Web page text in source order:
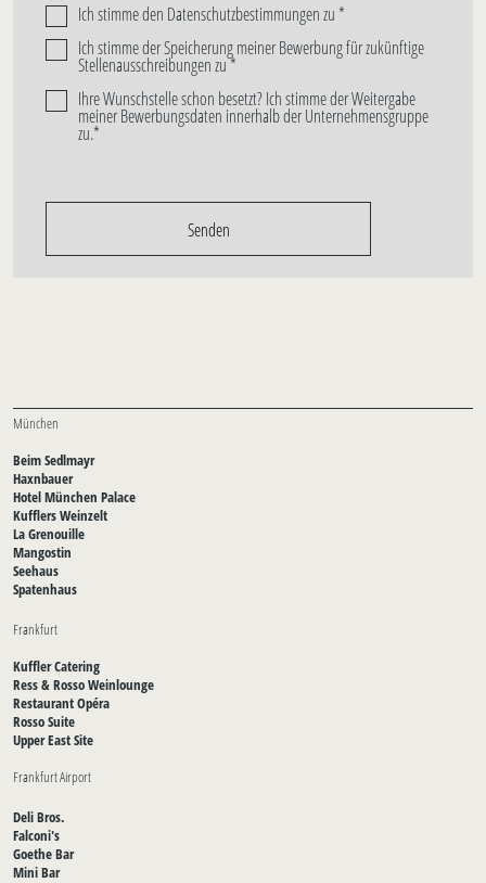
Ich stimme den Datenschutzbestimmungenzu *
Ich stimme der Speicherung meiner Bewerbung für zukünftige
Stellenausschreibungen zu *
Ihre Wunschstelle schon besetzt? Ich stimme der Weitergabe
meiner Bewerbungsdaten innerhalb der Unternehmensgruppe
zu.*
Senden
München
Beim Sedlmayr
Haxnbauer
Hotel München Palace
Kufflers Weinzelt
La Grenouille
Mangostin
Seehaus
Spatenhaus
Frankfurt
Kuffler Catering
Ress & Rosso Weinlounge
Restaurant Opéra
Rosso Suite
Upper East Site
Frankfurt Airport
Deli Bros.
Falconi's
Goethe Bar
Mini Bar